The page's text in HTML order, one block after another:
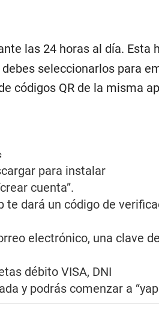
las 24 horas al día. Esta
seleccionarlos para
códigos QR de la misma
para instalar
cuenta”.
dará un código de
electrónico, una clave
débito VISA, DNI
y podrás comenzar a